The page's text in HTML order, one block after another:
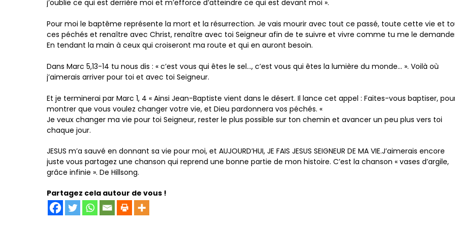
j’oublie ce qui est derrière moi et m’efforce d’atteindre ce qui est devant moi ».
Pour moi le baptême représente la mort et la résurrection. Je vais mourir avec tout ce passé, toute cette vie et
ces péchés et renaître avec Christ, renaître avec toi Seigneur afin de te suivre et vivre comme tu me le
En tendant la main à ceux qui croiseront ma route et qui en auront besoin.
Dans Marc 5,13-14 tu nous dis : « c’est vous qui êtes le sel…, c’est vous qui êtes la lumière du monde… ». Voilà où
j’aimerais arriver pour toi et avec toi Seigneur.
Et je terminerai par Marc 1, 4 « Ainsi Jean-Baptiste vient dans le désert. Il lance cet appel : Faites-vous baptiser,
montrer que vous voulez changer votre vie, et Dieu pardonnera vos péchés. «
Je veux changer ma vie pour toi Seigneur, rester le plus possible sur ton chemin et avancer un peu plus vers toi
chaque jour.
JESUS m’a sauvé en donnant sa vie pour moi, et AUJOURD’HUI, JE FAIS JESUS SEIGNEUR DE MA VIE.J’aimerais encore
juste vous partagez une chanson qui reprend une bonne partie de mon histoire. C’est la chanson « vases d’argile,
grâce infinie ». De Hillsong.
Partagez cela autour de vous !